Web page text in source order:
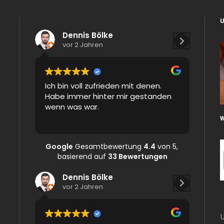
Dennis Bölke
vor 2 Jahren
Ich bin voll zufrieden mit denen.
Habe immer hinter mir gestanden
wenn was war.
and
Google Gesamtbewertung 4.4 von 5,
basierend auf 33 Bewertungen
Dennis Bölke
vor 2 Jahren
Isaiah
vor 2 Jahren